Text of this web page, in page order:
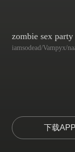
zombie sex
iamsodead/Vampyx/
I'ma
我
下载APP